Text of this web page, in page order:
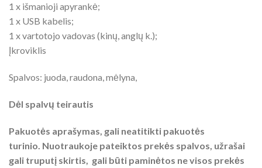
1 x išmanioji apyrankė;
1 x USB kabelis;
1 x vartotojo vadovas (kinų, anglų k.);
Įkroviklis
Spalvos: juoda, raudona, mėlyna,
Dėl spalvų teirautis
Pakuotės aprašymas, gali neatitikti pakuotės
turinio. Nuotraukoje pateiktos prekės spalvos, užrašai
gali truputį skirtis, gali būti paminėtos ne visos prekės